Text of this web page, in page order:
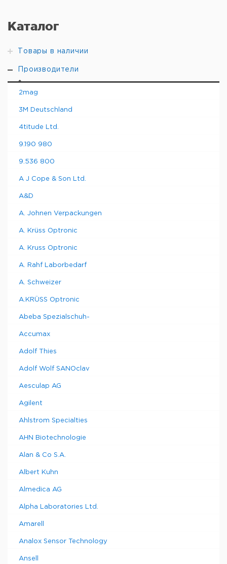
Каталог
Товары в наличии
Производители
2mag
3M Deutschland
4titude Ltd.
9.190 980
9.536 800
A J Cope & Son Ltd.
A&D
A. Johnen Verpackungen
A. Krüss Optronic
A. Kruss Optronic
A. Rahf Laborbedarf
A. Schweizer
A.KRÜSS Optronic
Abeba Spezialschuh-
Accumax
Adolf Thies
Adolf Wolf SANOclav
Aesculap AG
Agilent
Ahlstrom Specialties
AHN Biotechnologie
Alan & Co S.A.
Albert Kuhn
Almedica AG
Alpha Laboratories Ltd.
Amarell
Analox Sensor Technology
Ansell